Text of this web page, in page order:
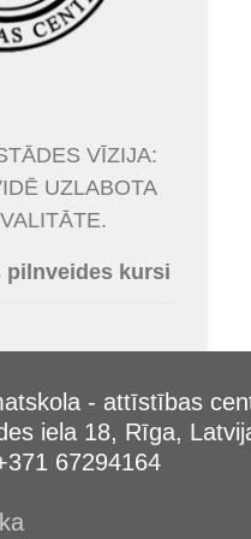
VĪZIJA:
UZLABOTA
pilnveides kursi
- attīstības
iela 18, Rīga,
67294164